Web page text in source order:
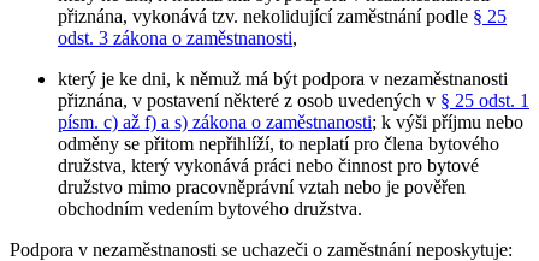
přiznána, vykonává tzv. nekolidující zaměstnání podle § 25
odst. 3 zákona o zaměstnanosti,
který je ke dni, k němuž má být podpora v nezaměstnanosti
přiznána, v postavení některé z osob uvedených v § 25 odst. 1
písm. c) až f) a s) zákona o zaměstnanosti; k výši příjmu nebo
odměny se přitom nepřihlíží, to neplatí pro člena bytového
družstva, který vykonává práci nebo činnost pro bytové
družstvo mimo pracovněprávní vztah nebo je pověřen
obchodním vedením bytového družstva.
Podpora v nezaměstnanosti se uchazeči o zaměstnání neposkytuje: